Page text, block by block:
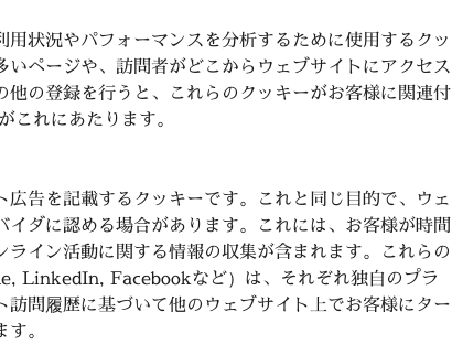
状況やパフォーマンスを分析するために使用するクッ
ページや、訪問者がどこからウェブサイトにアクセス
の登録を行うと、これらのクッキーがお客様に関連付
れにあたります。
告を記載するクッキーです。これと同じ目的で、ウェ
ダに認める場合があります。これには、お客様が時間
イン活動に関する情報の収集が含まれます。これらの
LinkedIn, Facebookなど）は、それぞれ独自のプラ
問履歴に基づいて他のウェブサイト上でお客様にター
。